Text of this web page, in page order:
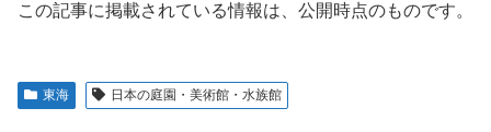
この記事に掲載されている情報は、公開時点のものです。
東海 日本の庭園・美術館・水族館